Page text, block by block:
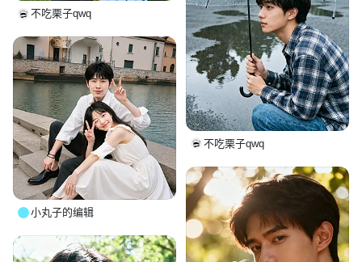
不吃栗子qwq
不吃栗子qwq
小丸子的编辑